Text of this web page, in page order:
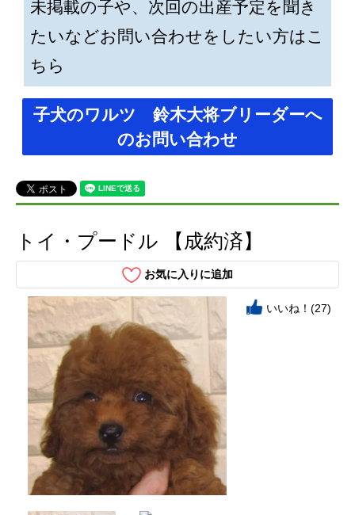
未掲載の子や、次回の出産予定を聞き
たいなどお問い合わせをしたい方はこ
ちら
子犬のワルツ 鈴木大将ブリーダーへ
のお問い合わせ
トイ・プードル 【成約済】
お気に入りに追加
いいね！(27)